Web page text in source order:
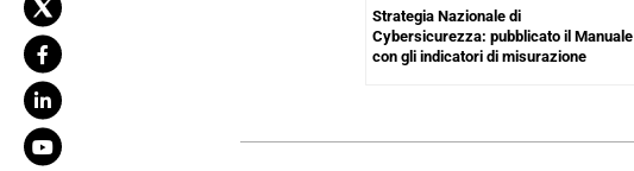
Strategia Nazionale di
Cybersicurezza: pubblicato il Manuale
con gli indicatori di misurazione